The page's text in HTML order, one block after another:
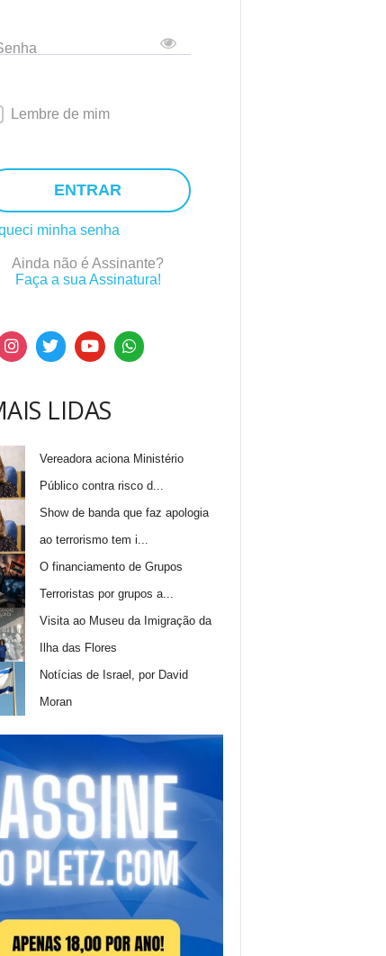
Lembre de mim
ENTRAR
minha senha
Ainda não é Assinante?
Faça a sua Assinatura!
LIDAS
Vereadora aciona Ministério
Público contra risco d...
Show de banda que faz apologia
ao terrorismo tem i...
O financiamento de Grupos
Terroristas por grupos a...
Visita ao Museu da Imigração da
Ilha das Flores
Notícias de Israel, por David
Moran